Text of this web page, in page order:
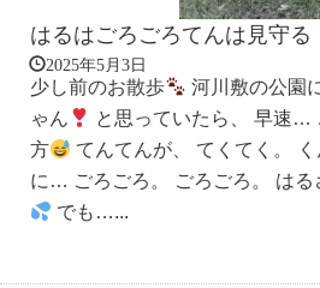
はるはごろごろてんは見守る
2025年5月3日
少し前のお散歩
河川敷の公園
ゃん
と思っていたら、 早速…
方
てんてんが、 てくてく。
に… ごろごろ。 ごろごろ。 はる
でも…...